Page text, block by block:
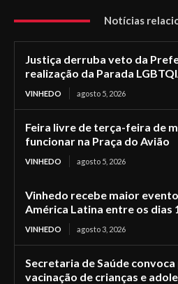
Notícias
Justiça derruba veto da
realização da Parada
VINHEDO agosto 5, 2026
Feira livre de terça-feira de
funcionar na Praça do Avião
VINHEDO agosto 5, 2026
Vinhedo recebe maior
América Latina entre os dias
VINHEDO agosto 3, 2026
Secretaria de Saúde
vacinação de crianças e